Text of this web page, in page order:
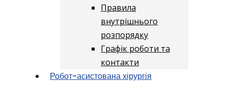
Правила
внутрішнього
розпорядку
Графік роботи та
контакти
Робот-асистована хірургія